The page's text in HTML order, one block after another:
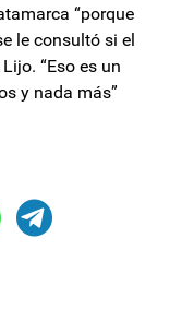
“porque
le consultó si el
“Eso es un
y nada más”
reunión técnica para
definió un paro de